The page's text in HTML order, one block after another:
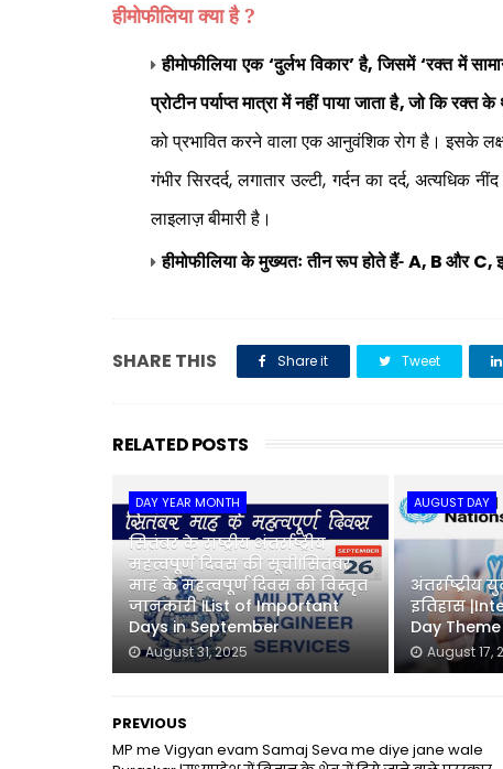
हीमोफीलिया क्या है ?
हीमोफीलिया एक‘दुर्लभ विकार’है,जिसमें‘रक्त में
प्रोटीन पर्याप्त मात्रा में नहीं पाया जाता है,जो कि रक्त के
को प्रभावित करने वाला एक आनुवंशिक रोग है। इसके
गंभीर सिरदर्द,लगातार उल्टी,गर्दन का दर्द,अत्यधिक
लाइलाज़ बीमारी है।
हीमोफीलिया के मुख्यतः तीन रूप होते हैं-A, BऔरC,
SHARE THIS Share it Tweet
RELATED POSTS
DAY YEAR MONTH
सितंबर के राष्ट्रीय अंतर्राष्ट्रीय
महत्वपूर्ण दिवस की सूची।सितंबर
माह के महत्वपूर्ण दिवस की विस्तृत
जानकारी ।List of Important
Days in September
August 31, 2025
AUGUST DAY
अंतर्राष्ट्रीय
इतिहास
Day
August 17,
PREVIOUS
MP me Vigyan evam Samaj Seva me diye jane wale